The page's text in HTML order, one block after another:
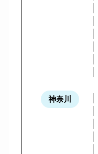
神奈川